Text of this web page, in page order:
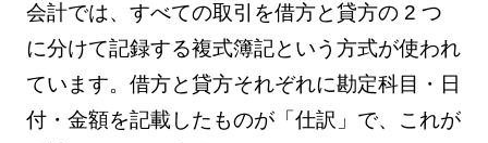
会計では、すべての取引を借方と貸方の 2 つ
に分けて記録する複式簿記という方式が使われ
ています。借方と貸方それぞれに勘定科目・日
付・金額を記載したものが「仕訳」で、これが